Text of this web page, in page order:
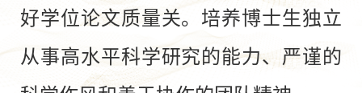
好学位论文质量关。培养博士生独立
从事高水平科学研究的能力、严谨的